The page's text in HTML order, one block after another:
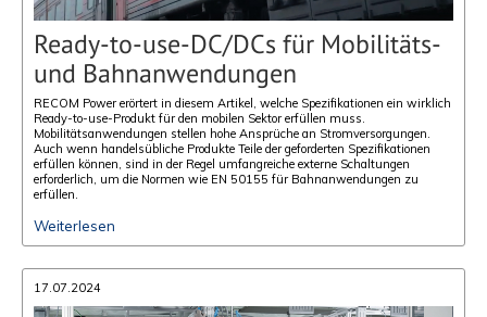
Ready-to-use-DC/DCs für Mobilitäts-
und Bahnanwendungen
RECOM Power erörtert in diesem Artikel, welche Spezifikationen ein wirklich
Ready-to-use-Produkt für den mobilen Sektor erfüllen muss.
Mobilitätsanwendungen stellen hohe Ansprüche an Stromversorgungen.
Auch wenn handelsübliche Produkte Teile der geforderten Spezifikationen
erfüllen können, sind in der Regel umfangreiche externe Schaltungen
erforderlich, um die Normen wie EN 50155 für Bahnanwendungen zu
erfüllen.
Weiterlesen
17.07.2024